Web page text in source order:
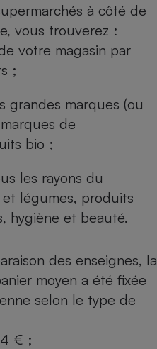
à côté de
vous trouverez :
votre magasin par
;
grandes marques (ou
de
bio ;
les rayons du
légumes, produits
hygiène et beauté.
des enseignes, la
moyen a été fixée
selon le type de
€ ;